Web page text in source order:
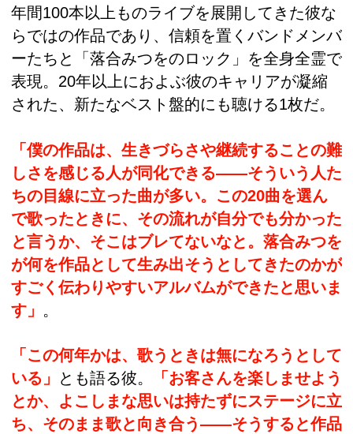
年間100本以上ものライブを展開してきた彼な
らではの作品であり、信頼を置くバンドメンバ
ーたちと「落合みつをのロック」を全身全霊で
表現。20年以上におよぶ彼のキャリアが凝縮
された、新たなベスト盤的にも聴ける1枚だ。
「僕の作品は、生きづらさや継続することの難
しさを感じる人が同化できる――そういう人た
ちの目線に立った曲が多い。この20曲を選ん
で歌ったときに、その流れが自分でも分かった
と言うか、そこはブレてないなと。落合みつを
が何を作品として生み出そうとしてきたのかが
すごく伝わりやすいアルバムができたと思いま
す」 。
「この何年かは、歌うときは無になろうとして
いる」
とも語る彼。
「お客さんを楽しませよう
とか、よこしまな思いは持たずにステージに立
ち、そのまま歌と向き合う――そうすると作品